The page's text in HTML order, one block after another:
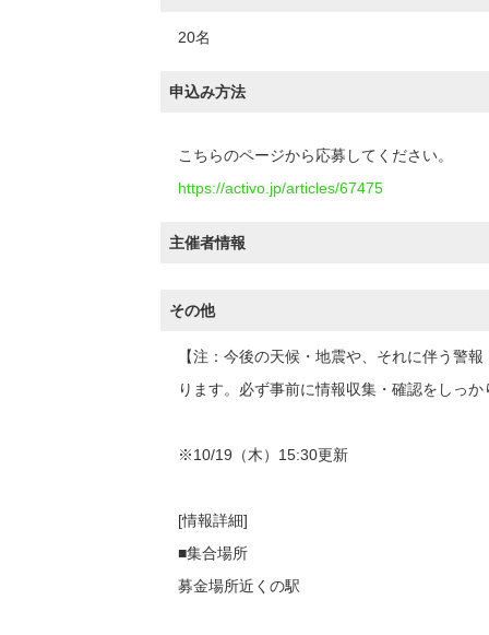
20名
申込み方法
こちらのページから応募してください。
https://activo.jp/articles/67475
主催者情報
その他
【注：今後の天候・地震や、それに伴う警
ります。必ず事前に情報収集・確認をしっ
※10/19（木）15:30更新
[情報詳細]
■集合場所
募金場所近くの駅